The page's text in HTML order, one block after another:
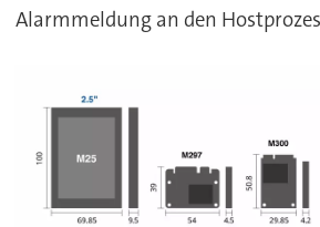
Alarmmeldung an den